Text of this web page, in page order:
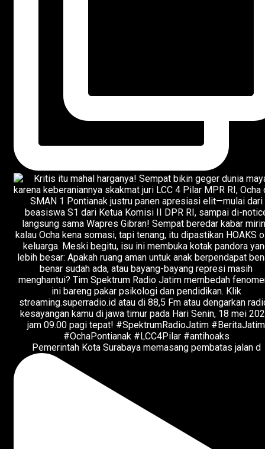
Pemerintah Kota Surabaya memasang pembatas jalan d